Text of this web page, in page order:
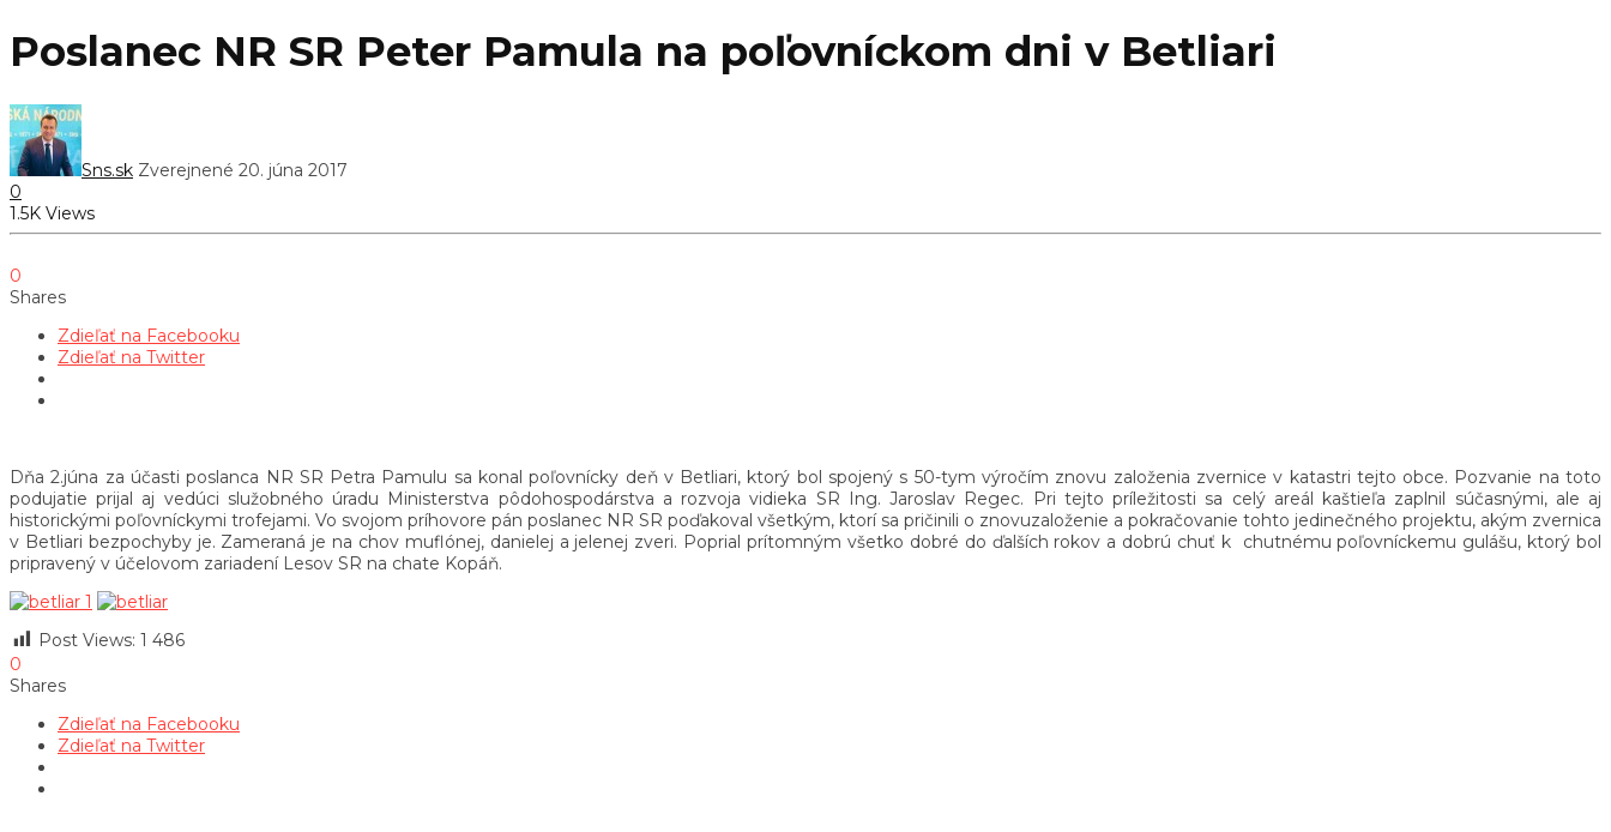
Poslanec NR SR Peter Pamula na poľovníckom dni v Betliari
Sns.sk Zverejnené 20. júna 2017
0
1.5K Views
0
Shares
Zdieľať na Facebooku
Zdieľať na Twitter
Dňa 2.júna za účasti poslanca NR SR Petra Pamulu sa konal poľovnícky deň v Betliari, ktorý bol spojený s 50-tym výročím znovu založenia zvernice v katastri tejto obce. Pozvanie na toto
podujatie prijal aj vedúci služobného úradu Ministerstva pôdohospodárstva a rozvoja vidieka SR Ing. Jaroslav Regec. Pri tejto príležitosti sa celý areál kaštieľa zaplnil súčasnými, ale aj
historickými poľovníckymi trofejami. Vo svojom príhovore pán poslanec NR SR poďakoval všetkým, ktorí sa pričinili o znovuzaloženie a pokračovanie tohto jedinečného projektu, akým zvernica
v Betliari bezpochyby je. Zameraná je na chov muflónej, danielej a jelenej zveri. Poprial prítomným všetko dobré do ďalších rokov a dobrú chuť k chutnému poľovníckemu gulášu, ktorý bol
pripravený v účelovom zariadení Lesov SR na chate Kopáň.
Post Views: 1 486
0
Shares
Zdieľať na Facebooku
Zdieľať na Twitter